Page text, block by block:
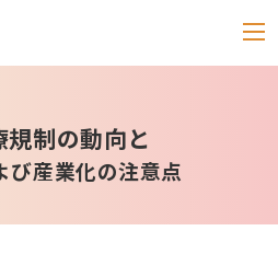
規制の動向と
び産業化の注意点